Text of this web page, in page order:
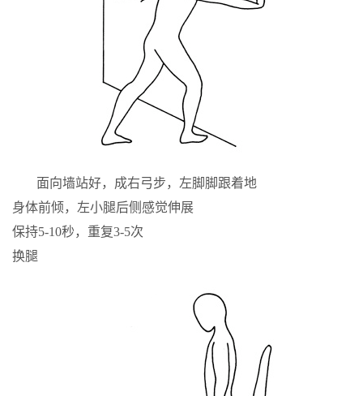
面向墙站好，成右弓步，左脚脚跟着地
身体前倾，左小腿后侧感觉伸展
保持5-10秒，重复3-5次
换腿